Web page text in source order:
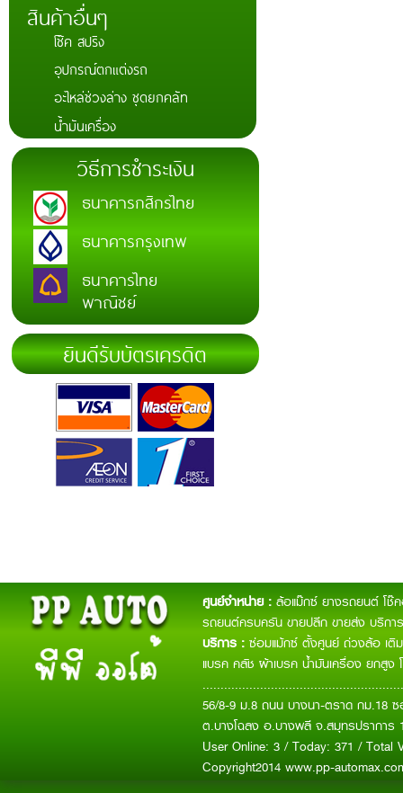
สินค้าอื่นๆ
โช๊ค สปริง
อุปกรณ์ตกแต่งรถ
อะไหล่ช่วงล่าง ชุดยกคลัท
น้ำมันเครื่อง
วิธีการชำระเงิน
ธนาคารกสิกรไทย
ธนาคารกรุงเทพ
ธนาคารไทย
พาณิชย์
ยินดีรับบัตรเครดิต
ศูนย์จำหน่าย : ล้อแม๊กซ์ ยางรถยนต์ โ
รถยนต์ครบครัน ขายปลีก ขายส่ง บริกา
บริการ : ซ่อมแม้กซ์ ตั้งศูนย์ ถ่วงล้อ เติ
แบรค คลัช ผ้าเบรค น้ำมันเครื่อง ยกสูง
56/8-9 ม.8 ถนน บางนา-ตราด กม.18
ต.บางโฉลง อ.บางพลี จ.สมุทรปราการ
User Online: 3 / Today: 371 / Total
Copyright2014 www.pp-